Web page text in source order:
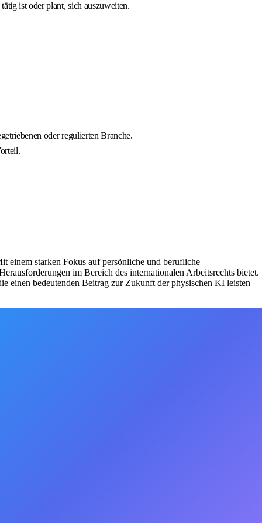
ist oder plant, sich auszuweiten.
oder regulierten Branche.
einem starken Fokus auf persönliche und berufliche
im Bereich des internationalen Arbeitsrechts bietet.
einen bedeutenden Beitrag zur Zukunft der physischen KI leisten